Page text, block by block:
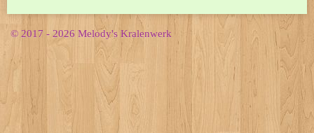
© 2017 - 2026 Melody's Kralenwerk